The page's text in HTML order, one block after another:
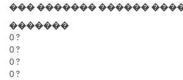
��� ������� ������
�������
0?
0?
0?
0?